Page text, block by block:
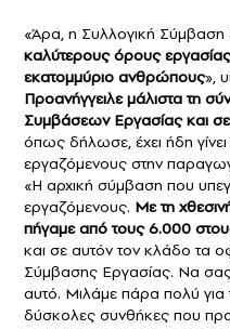
«Άρα, η Συλλογική Σύμβαση
καλύτερους όρους
εκατομμύριο ανθρώπους»,
Προανήγγειλε μάλιστα τη
Συμβάσεων Εργασίας και
όπως δήλωσε, έχει ήδη
εργαζόμενους στην
«Η αρχική σύμβαση που
εργαζόμενους. Με τη
πήγαμε από τους 6.000
και σε αυτόν τον κλάδο τα
Σύμβασης Εργασίας. Να σας
αυτό. Μιλάμε πάρα πολύ για
δύσκολες συνθήκες που